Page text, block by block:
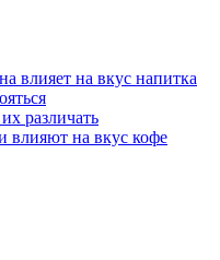
влияет на вкус напитка
различать
влияют на вкус кофе